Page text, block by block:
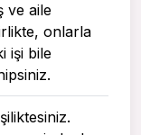
ve aile
onlarla
işi bile